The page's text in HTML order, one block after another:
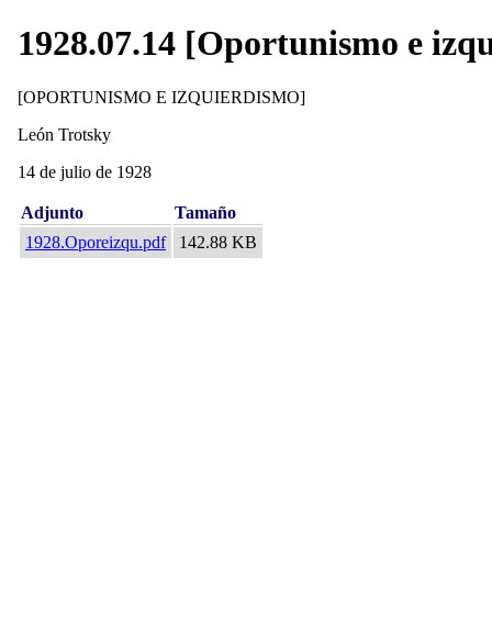
1928.07.14 [Oportunismo e
[OPORTUNISMO E IZQUIERDISMO]
León Trotsky
14 de julio de 1928
Adjunto
Tamaño
1928.Oporeizqu.pdf
142.88 KB